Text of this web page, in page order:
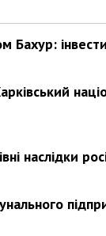
наслідки